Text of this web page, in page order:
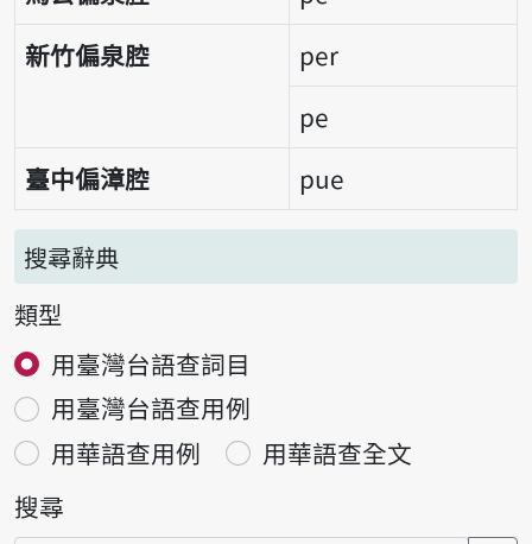
新竹偏泉腔
per
pe
臺中偏漳腔
pue
搜尋辭典
類型
用臺灣台語查詞目
用臺灣台語查用例
用華語查用例
用華語查全文
搜尋